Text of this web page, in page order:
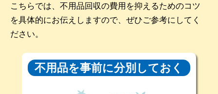
こちらでは、不用品回収の費用を抑えるためのコツ
を具体的にお伝えしますので、ぜひご参考にしてく
ださい。
不用品を事前に分別しておく